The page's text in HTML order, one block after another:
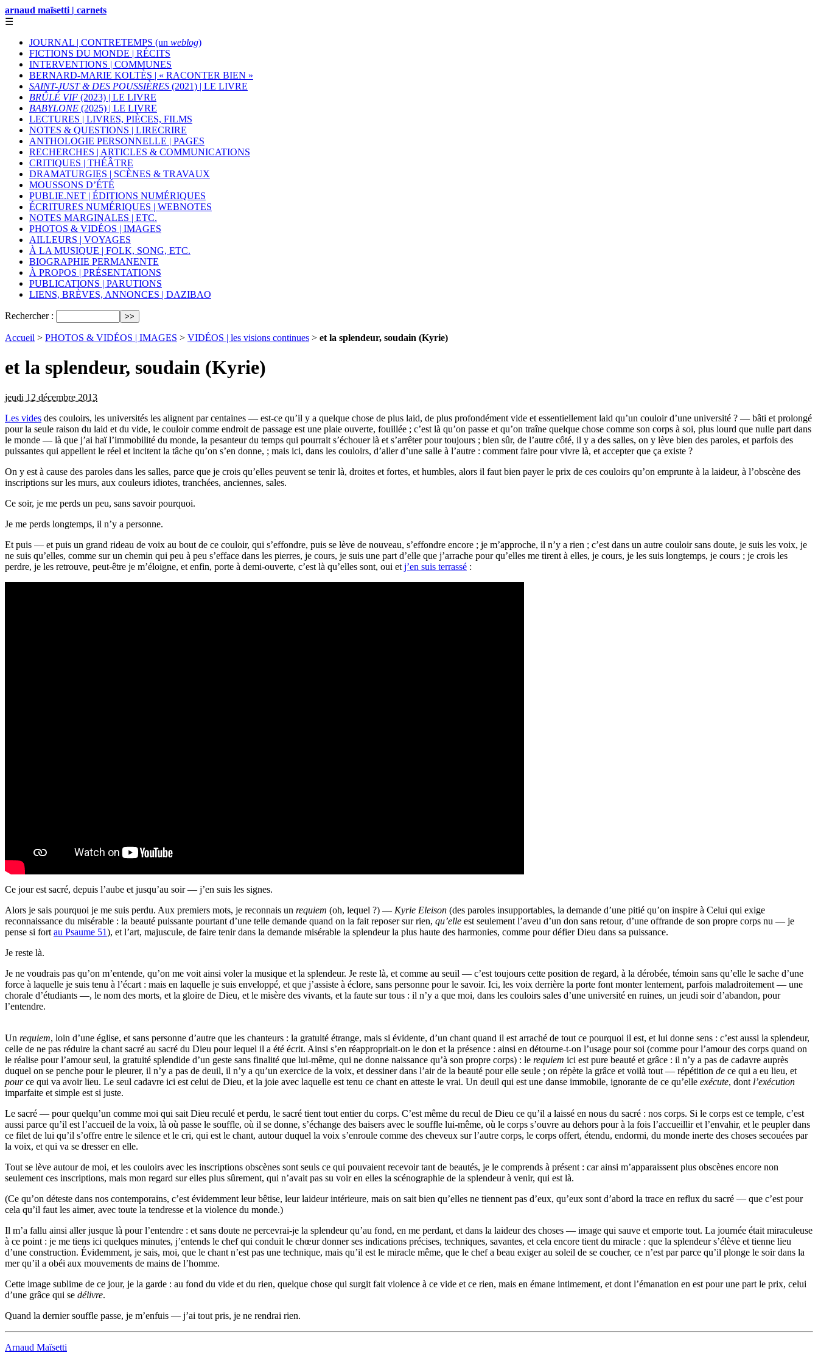
arnaud maïsetti | carnets
☰
JOURNAL | CONTRETEMPS (un weblog)
FICTIONS DU MONDE | RÉCITS
INTERVENTIONS | COMMUNES
BERNARD-MARIE KOLTÈS | « RACONTER BIEN »
SAINT-JUST & DES POUSSIÈRES (2021) | LE LIVRE
BRÛLÉ VIF (2023) | LE LIVRE
BABYLONE (2025) | LE LIVRE
LECTURES | LIVRES, PIÈCES, FILMS
NOTES & QUESTIONS | LIRECRIRE
ANTHOLOGIE PERSONNELLE | PAGES
RECHERCHES | ARTICLES & COMMUNICATIONS
CRITIQUES | THÉÂTRE
DRAMATURGIES | SCÈNES & TRAVAUX
MOUSSONS D’ÉTÉ
PUBLIE.NET | ÉDITIONS NUMÉRIQUES
ÉCRITURES NUMÉRIQUES | WEBNOTES
NOTES MARGINALES | ETC.
PHOTOS & VIDÉOS | IMAGES
AILLEURS | VOYAGES
À LA MUSIQUE | FOLK, SONG, ETC.
BIOGRAPHIE PERMANENTE
À PROPOS | PRÉSENTATIONS
PUBLICATIONS | PARUTIONS
LIENS, BRÈVES, ANNONCES | DAZIBAO
Rechercher :
Accueil > PHOTOS & VIDÉOS | IMAGES > VIDÉOS | les visions continues > et la splendeur, soudain (Kyrie)
et la splendeur, soudain (Kyrie)
jeudi 12 décembre 2013
Les vides des couloirs, les universités les alignent par centaines — est-ce qu’il y a quelque chose de plus laid, de plus profondément vide et essentiellement laid qu’un couloir d’une université ? — bâti et prolongé
pour la seule raison du laid et du vide, le couloir comme endroit de passage est une plaie ouverte, fouillée ; c’est là qu’on passe et qu’on traîne quelque chose comme son corps à soi, plus lourd que nulle part dans
le monde — là que j’ai haï l’immobilité du monde, la pesanteur du temps qui pourrait s’échouer là et s’arrêter pour toujours ; bien sûr, de l’autre côté, il y a des salles, on y lève bien des paroles, et parfois des
puissantes qui appellent le réel et incitent la tâche qu’on s’en donne, ; mais ici, dans les couloirs, d’aller d’une salle à l’autre : comment faire pour vivre là, et accepter que ça existe ?
On y est à cause des paroles dans les salles, parce que je crois qu’elles peuvent se tenir là, droites et fortes, et humbles, alors il faut bien payer le prix de ces couloirs qu’on emprunte à la laideur, à l’obscène des
inscriptions sur les murs, aux couleurs idiotes, tranchées, anciennes, sales.
Ce soir, je me perds un peu, sans savoir pourquoi.
Je me perds longtemps, il n’y a personne.
Et puis — et puis un grand rideau de voix au bout de ce couloir, qui s’effondre, puis se lève de nouveau, s’effondre encore ; je m’approche, il n’y a rien ; c’est dans un autre couloir sans doute, je suis les voix, je
ne suis qu’elles, comme sur un chemin qui peu à peu s’efface dans les pierres, je cours, je suis une part d’elle que j’arrache pour qu’elles me tirent à elles, je cours, je les suis longtemps, je cours ; je crois les
perdre, je les retrouve, peut-être je m’éloigne, et enfin, porte à demi-ouverte, c’est là qu’elles sont, oui et j’en suis terrassé :
Ce jour est sacré, depuis l’aube et jusqu’au soir — j’en suis les signes.
Alors je sais pourquoi je me suis perdu. Aux premiers mots, je reconnais un requiem (oh, lequel ?) — Kyrie Eleison (des paroles insupportables, la demande d’une pitié qu’on inspire à Celui qui exige
reconnaissance du misérable : la beauté puissante pourtant d’une telle demande quand on la fait reposer sur rien, qu’elle est seulement l’aveu d’un don sans retour, d’une offrande de son propre corps nu — je
pense si fort au Psaume 51), et l’art, majuscule, de faire tenir dans la demande misérable la splendeur la plus haute des harmonies, comme pour défier Dieu dans sa puissance.
Je reste là.
Je ne voudrais pas qu’on m’entende, qu’on me voit ainsi voler la musique et la splendeur. Je reste là, et comme au seuil — c’est toujours cette position de regard, à la dérobée, témoin sans qu’elle le sache d’une
force à laquelle je suis tenu à l’écart : mais en laquelle je suis enveloppé, et que j’assiste à éclore, sans personne pour le savoir. Ici, les voix derrière la porte font monter lentement, parfois maladroitement — une
chorale d’étudiants —, le nom des morts, et la gloire de Dieu, et le misère des vivants, et la faute sur tous : il n’y a que moi, dans les couloirs sales d’une université en ruines, un jeudi soir d’abandon, pour
l’entendre.
Un requiem, loin d’une église, et sans personne d’autre que les chanteurs : la gratuité étrange, mais si évidente, d’un chant quand il est arraché de tout ce pourquoi il est, et lui donne sens : c’est aussi la splendeur,
celle de ne pas réduire la chant sacré au sacré du Dieu pour lequel il a été écrit. Ainsi s’en réappropriait-on le don et la présence : ainsi en détourne-t-on l’usage pour soi (comme pour l’amour des corps quand on
le réalise pour l’amour seul, la gratuité splendide d’un geste sans finalité que lui-même, qui ne donne naissance qu’à son propre corps) : le requiem ici est pure beauté et grâce : il n’y a pas de cadavre auprès
duquel on se penche pour le pleurer, il n’y a pas de deuil, il n’y a qu’un exercice de la voix, et dessiner dans l’air de la beauté pour elle seule ; on répète la grâce et voilà tout — répétition de ce qui a eu lieu, et
pource qui va avoir lieu. Le seul cadavre ici est celui de Dieu, et la joie avec laquelle est tenu ce chant en atteste le vrai. Un deuil qui est une danse immobile, ignorante de ce qu’elle exécute, dont l’exécution
imparfaite et simple est si juste.
Le sacré — pour quelqu’un comme moi qui sait Dieu reculé et perdu, le sacré tient tout entier du corps. C’est même du recul de Dieu ce qu’il a laissé en nous du sacré : nos corps. Si le corps est ce temple, c’est
aussi parce qu’il est l’accueil de la voix, là où passe le souffle, où il se donne, s’échange des baisers avec le souffle lui-même, où le corps s’ouvre au dehors pour à la fois l’accueillir et l’envahir, et le peupler dans
ce filet de lui qu’il s’offre entre le silence et le cri, qui est le chant, autour duquel la voix s’enroule comme des cheveux sur l’autre corps, le corps offert, étendu, endormi, du monde inerte des choses secouées par
la voix, et qui va se dresser en elle.
Tout se lève autour de moi, et les couloirs avec les inscriptions obscènes sont seuls ce qui pouvaient recevoir tant de beautés, je le comprends à présent : car ainsi m’apparaissent plus obscènes encore non
seulement ces inscriptions, mais mon regard sur elles plus sûrement, qui n’avait pas su voir en elles la scénographie de la splendeur à venir, qui est là.
(Ce qu’on déteste dans nos contemporains, c’est évidemment leur bêtise, leur laideur intérieure, mais on sait bien qu’elles ne tiennent pas d’eux, qu’eux sont d’abord la trace en reflux du sacré — que c’est pour
cela qu’il faut les aimer, avec toute la tendresse et la violence du monde.)
Il m’a fallu ainsi aller jusque là pour l’entendre : et sans doute ne percevrai-je la splendeur qu’au fond, en me perdant, et dans la laideur des choses — image qui sauve et emporte tout. La journée était miraculeuse
à ce point : je me tiens ici quelques minutes, j’entends le chef qui conduit le chœur donner ses indications précises, techniques, savantes, et cela encore tient du miracle : que la splendeur s’élève et tienne lieu
d’une construction. Évidemment, je sais, moi, que le chant n’est pas une technique, mais qu’il est le miracle même, que le chef a beau exiger au soleil de se coucher, ce n’est par parce qu’il plonge le soir dans la
mer qu’il a obéi aux mouvements de mains de l’homme.
Cette image sublime de ce jour, je la garde : au fond du vide et du rien, quelque chose qui surgit fait violence à ce vide et ce rien, mais en émane intimement, et dont l’émanation en est pour une part le prix, celui
d’une grâce qui se délivre.
Quand la dernier souffle passe, je m’enfuis — j’ai tout pris, je ne rendrai rien.
Arnaud Maïsetti